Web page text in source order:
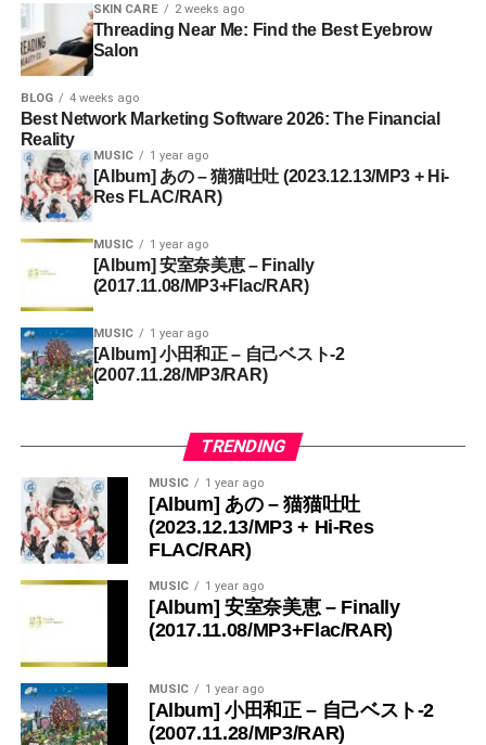
SKIN CARE 2 weeks ago
Threading Near Me: Find the Best Eyebrow
Salon
BLOG 4 weeks ago
Best Network Marketing Software 2026: The Financial
Reality
MUSIC 1 year ago
[Album] あの – 猫猫吐吐 (2023.12.13/MP3 + Hi-
Res FLAC/RAR)
MUSIC 1 year ago
[Album] 安室奈美恵 – Finally
(2017.11.08/MP3+Flac/RAR)
MUSIC 1 year ago
[Album] 小田和正 – 自己ベスト-2
(2007.11.28/MP3/RAR)
TRENDING
MUSIC 1 year ago
[Album] あの – 猫猫吐吐
(2023.12.13/MP3 + Hi-Res
FLAC/RAR)
MUSIC 1 year ago
[Album] 安室奈美恵 – Finally
(2017.11.08/MP3+Flac/RAR)
MUSIC 1 year ago
[Album] 小田和正 – 自己ベスト-2
(2007.11.28/MP3/RAR)